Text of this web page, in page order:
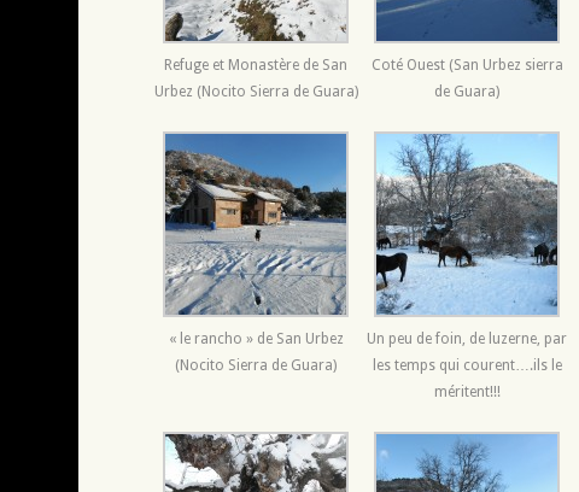
Refuge et Monastère de San
Urbez (Nocito Sierra de Guara)
Coté Ouest (San Urbez sierra
de Guara)
« le rancho » de San Urbez
(Nocito Sierra de Guara)
Un peu de foin, de luzerne, par
les temps qui courent….ils le
méritent!!!